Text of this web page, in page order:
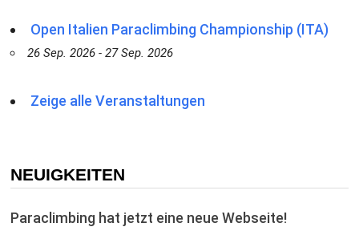
Open Italien Paraclimbing Championship (ITA)
26 Sep. 2026 - 27 Sep. 2026
Zeige alle Veranstaltungen
NEUIGKEITEN
Paraclimbing hat jetzt eine neue Webseite!